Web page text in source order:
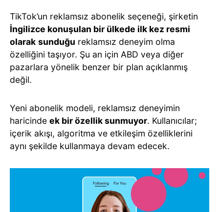
TikTok’un reklamsız abonelik seçeneği, şirketin
İngilizce konuşulan bir ülkede ilk kez resmi
olarak sunduğu reklamsız deneyim olma
özelliğini taşıyor. Şu an için ABD veya diğer
pazarlara yönelik benzer bir plan açıklanmış
değil.
Yeni abonelik modeli, reklamsız deneyimin
haricinde ek bir özellik sunmuyor. Kullanıcılar;
içerik akışı, algoritma ve etkileşim özelliklerini
aynı şekilde kullanmaya devam edecek.